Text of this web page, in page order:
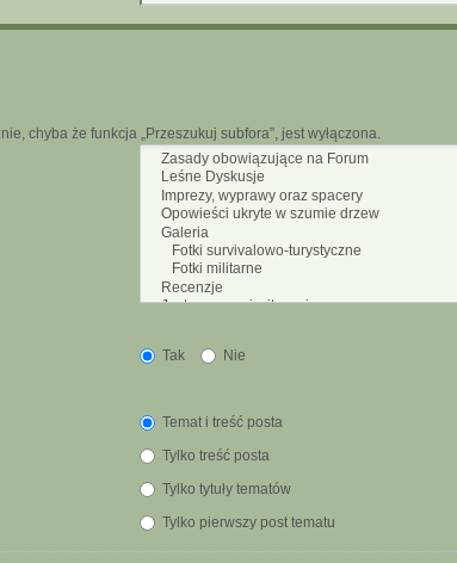
chyba że funkcja „Przeszukuj subfora”, jest wyłączona.
Tak
Nie
Temat i treść posta
Tylko treść posta
Tylko tytuły tematów
Tylko pierwszy post tematu